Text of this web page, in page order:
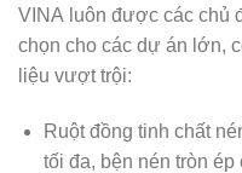
VINA luôn được các chủ
chọn cho các dự án lớn,
liệu vượt trội:
Ruột đồng tinh chất
tối đa, bện nén tròn